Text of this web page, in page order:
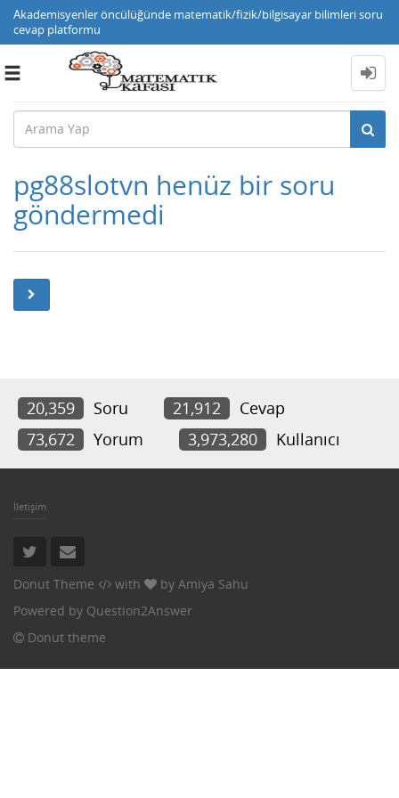
Akademisyenler öncülüğünde matematik/fizik/bilgisayar bilimleri soru
cevap platformu
Toggle
pg88slotvn henüz bir soru
göndermedi
20,359 Soru 21,912
Cevap
73,672
Yorum 3,973,280 Kullanıcı
İletişim
Donut Theme with by Amiya Sahu
Powered by Question2Answer
Donut theme